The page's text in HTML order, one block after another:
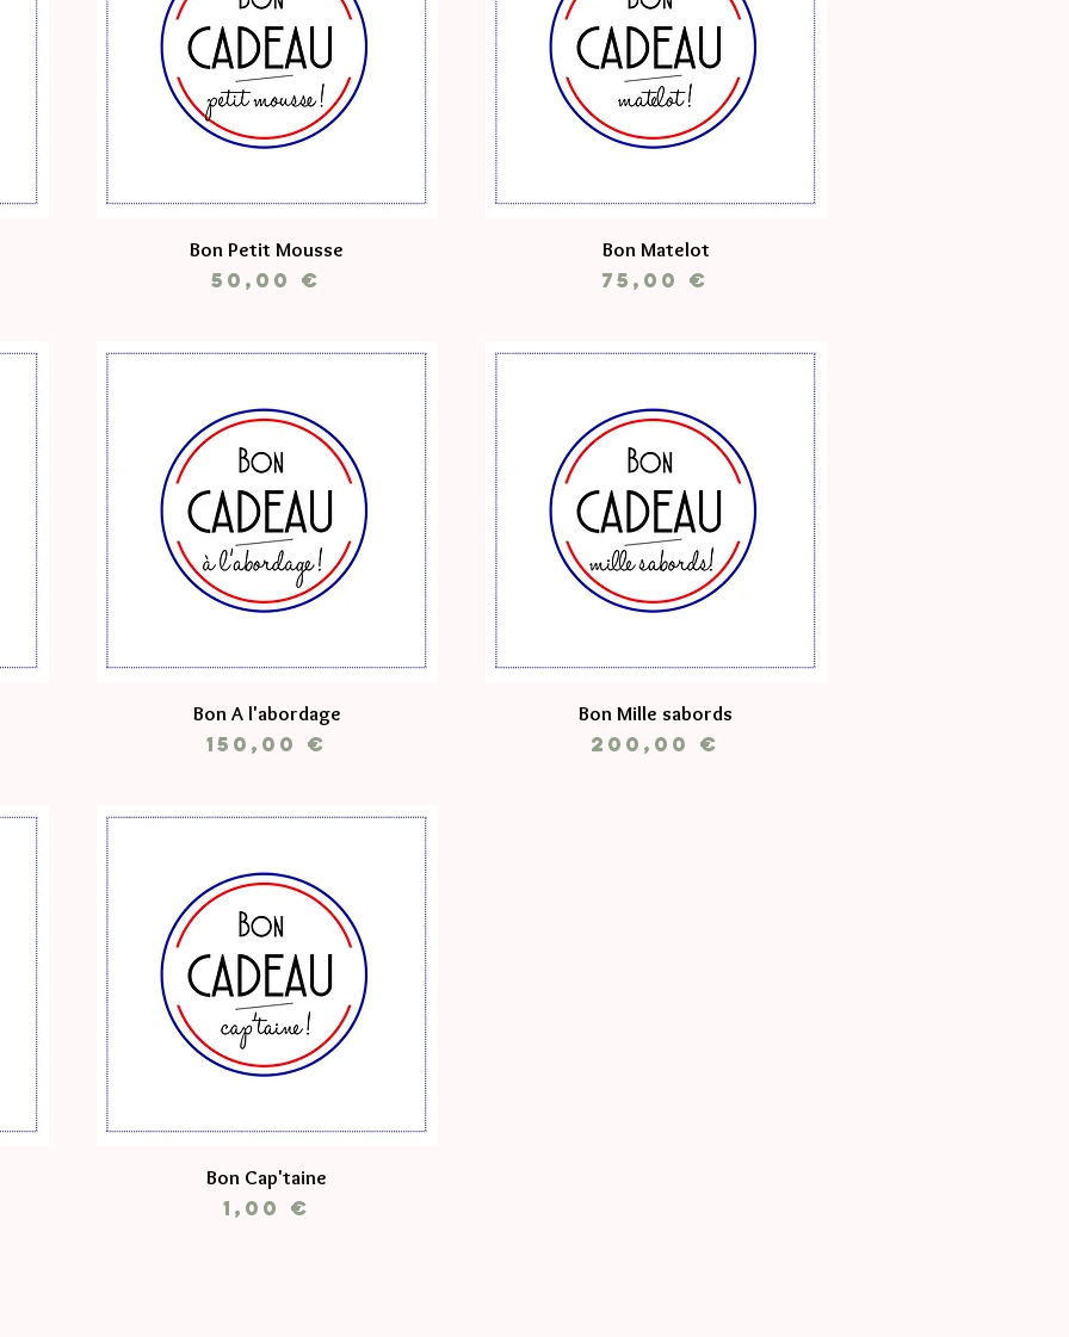
Bon Petit Mousse
Prix
50,00 €
Bon Matelot
Prix
75,00 €
Bon A l'abordage
Prix
150,00 €
Bon Mille sabords
Prix
200,00 €
Bon Cap'taine
Prix
1,00 €